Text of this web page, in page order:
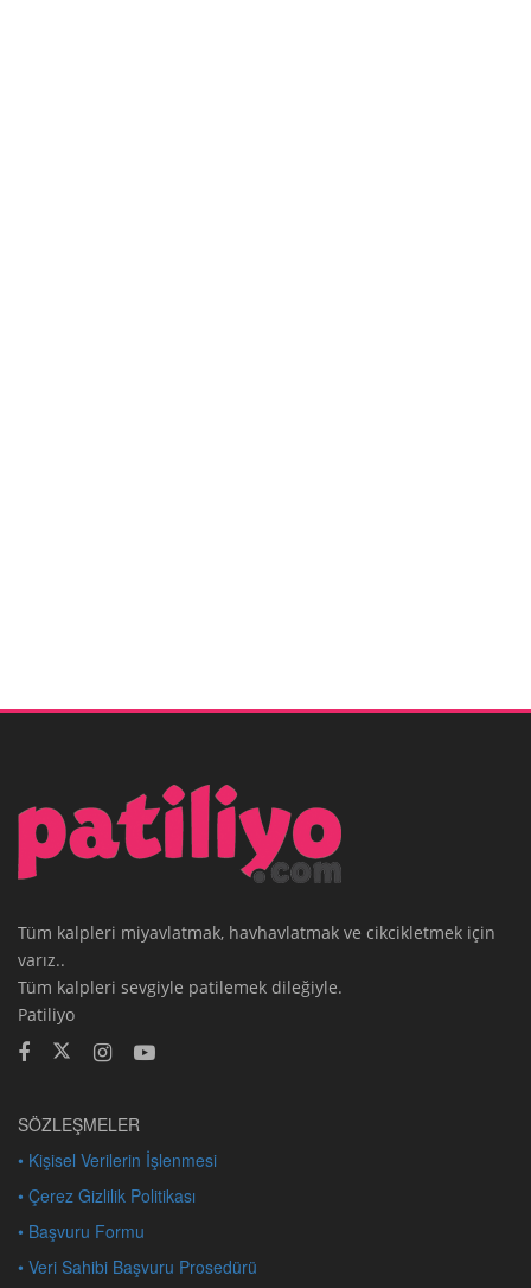
Tüm kalpleri miyavlatmak, havhavlatmak ve cikcikletmek için
varız..
Tüm kalpleri sevgiyle patilemek dileğiyle.
Patiliyo
SÖZLEŞMELER
• Kişisel Verilerin İşlenmesi
• Çerez Gizlilik Politikası
• Başvuru Formu
• Veri Sahibi Başvuru Prosedürü